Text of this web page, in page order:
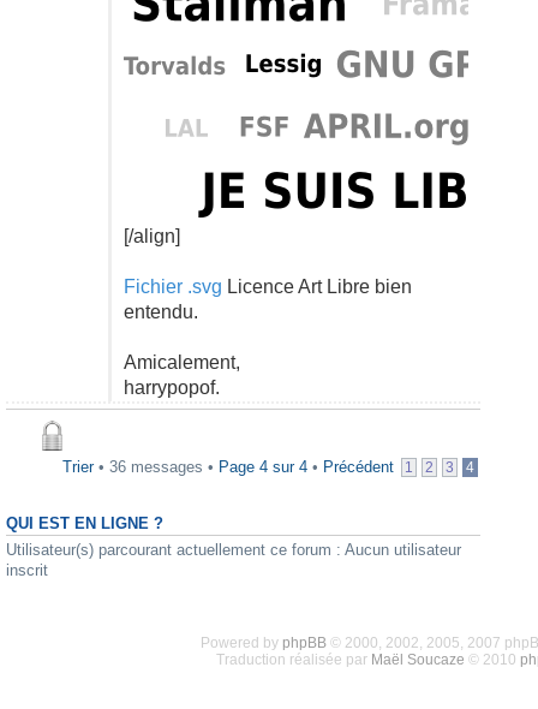
[/align]
Fichier .svg Licence Art Libre bien
entendu.
Amicalement,
harrypopof.
Trier• 36 messages • Page 4 sur 4 • Précédent 1 2 3 4
QUI EST EN LIGNE ?
Utilisateur(s) parcourant actuellement ce forum : Aucun utilisateur
inscrit
Powered by phpBB© 2000, 2002, 2005, 2007
Traduction réalisée par Maël Soucaze © 2010